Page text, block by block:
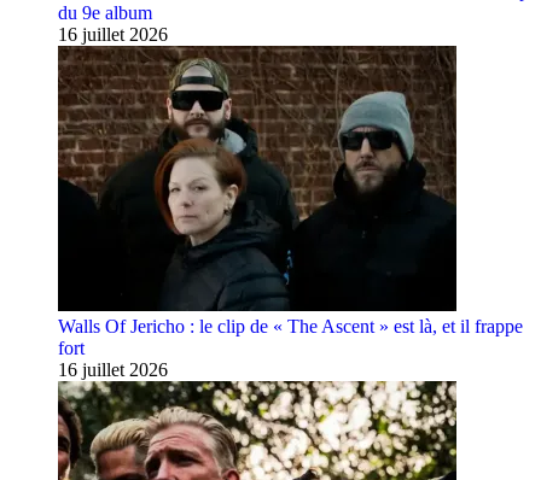
du 9e album
16 juillet 2026
Walls Of Jericho : le clip de « The Ascent » est là, et il frappe
fort
16 juillet 2026